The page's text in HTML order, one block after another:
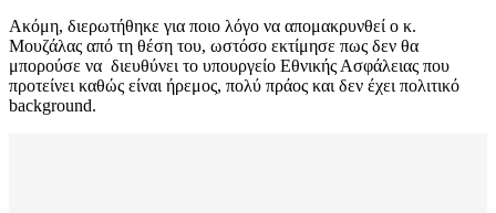
Ακόμη, διερωτήθηκε για ποιο λόγο να απομακρυνθεί ο κ.
Μουζάλας από τη θέση του, ωστόσο εκτίμησε πως δεν θα
μπορούσε να διευθύνει το υπουργείο Εθνικής Ασφάλειας που
προτείνει καθώς είναι ήρεμος, πολύ πράος και δεν έχει πολιτικό
background.